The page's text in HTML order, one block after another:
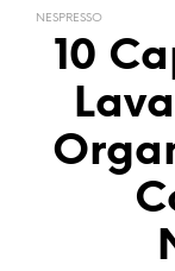
NESPRESSO
10